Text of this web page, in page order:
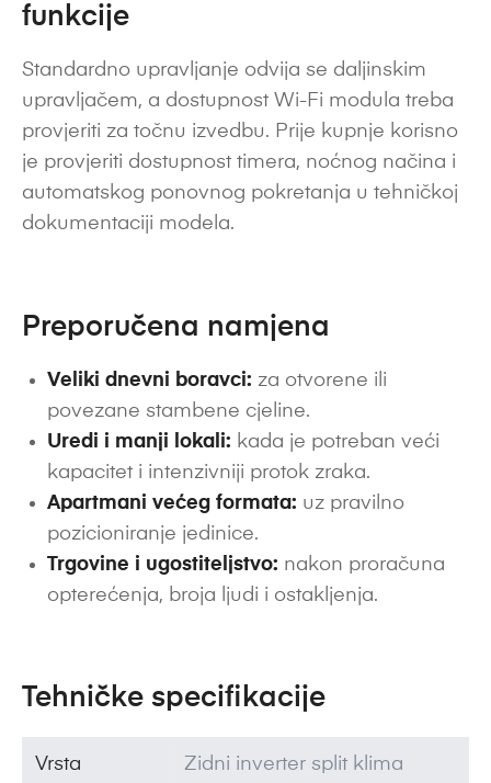
funkcije
Standardno upravljanje odvija se daljinskim
upravljačem, a dostupnost Wi-Fi modula treba
provjeriti za točnu izvedbu. Prije kupnje korisno
je provjeriti dostupnost timera, noćnog načina i
automatskog ponovnog pokretanja u tehničkoj
dokumentaciji modela.
Preporučena namjena
Veliki dnevni boravci: za otvorene ili
povezane stambene cjeline.
Uredi i manji lokali: kada je potreban veći
kapacitet i intenzivniji protok zraka.
Apartmani većeg formata: uz pravilno
pozicioniranje jedinice.
Trgovine i ugostiteljstvo: nakon proračuna
opterećenja, broja ljudi i ostakljenja.
Tehničke specifikacije
Vrsta
Zidni inverter split klima